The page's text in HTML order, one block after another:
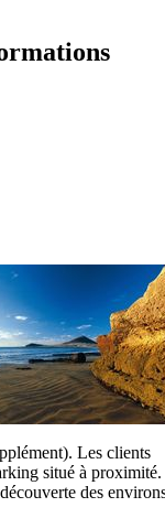
Les clients
situé à proximité.
des